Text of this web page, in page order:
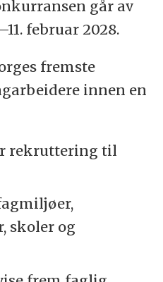
går av
februar 2028.
fremste
innen en
rekruttering til
skoler og